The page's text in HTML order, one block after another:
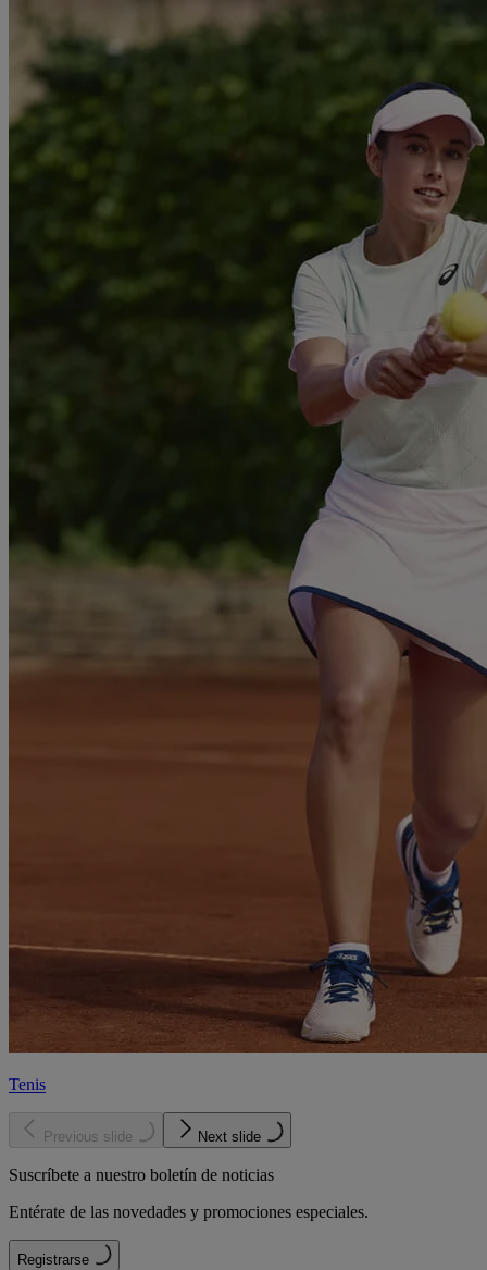
Tenis
Previous slide Next slide
Suscríbete a nuestro boletín de noticias
Entérate de las novedades y promociones especiales.
Registrarse